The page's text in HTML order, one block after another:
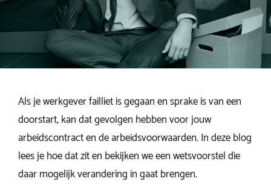
Als je werkgever failliet is gegaan en sprake is van een
doorstart, kan dat gevolgen hebben voor jouw
arbeidscontract en de arbeidsvoorwaarden. In deze blog
lees je hoe dat zit en bekijken we een wetsvoorstel die
daar mogelijk verandering in gaat brengen.